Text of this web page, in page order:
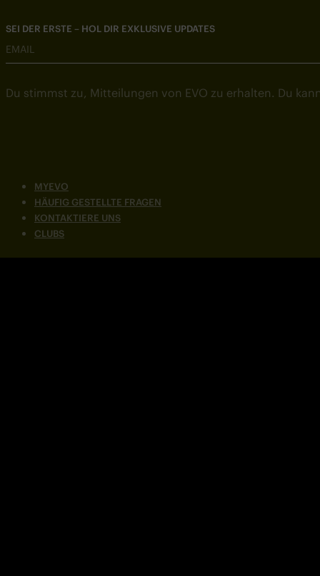
MYEVO
HÄUFIG GESTELLTE FRAGEN
KONTAKTIERE UNS
CLUBS
SEI DER ERSTE – HOL DIR EXKLUSIVE UPDATES
EMAIL
Du stimmst zu, Mitteilungen von EVO zu erhalten. Du